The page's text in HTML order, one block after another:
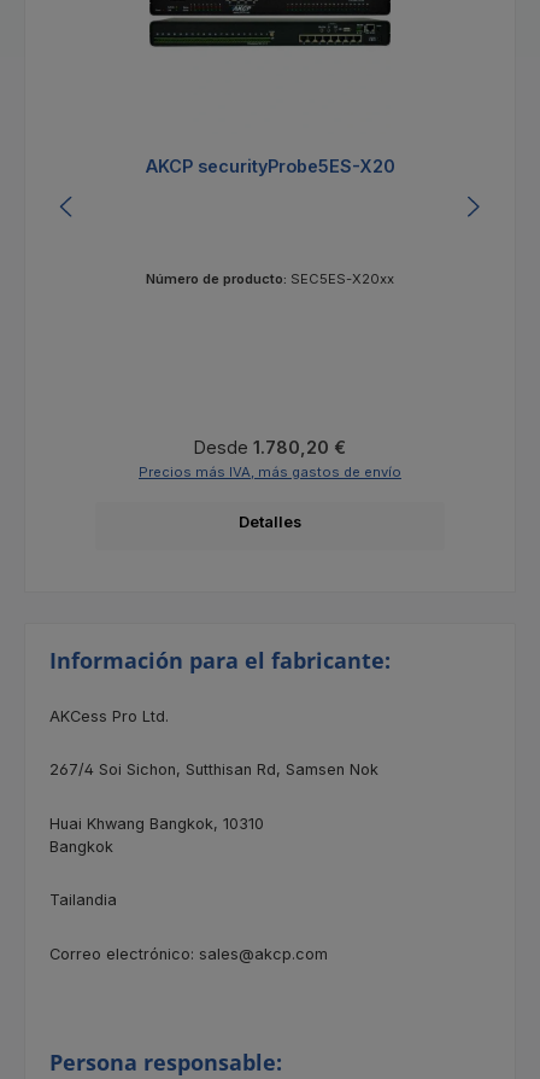
AKCP securityProbe5ES-X20
Número de producto: SEC5ES-X20xx
Precio normal:
Desde 1.780,20 €
Precios más IVA, más gastos de envío
Detalles
Información para el fabricante:
AKCess Pro Ltd.
267/4 Soi Sichon, Sutthisan Rd, Samsen Nok
Huai Khwang Bangkok, 10310
Bangkok
Tailandia
Correo electrónico: sales@akcp.com
Persona responsable: